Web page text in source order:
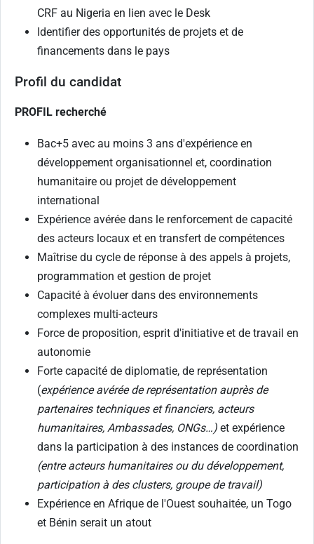
CRF au Nigeria en lien avec le Desk
Identifier des opportunités de projets et de
financements dans le pays
Profil du candidat
PROFIL recherché
Bac+5 avec au moins 3 ans d'expérience en
développement organisationnel et, coordination
humanitaire ou projet de développement
international
Expérience avérée dans le renforcement de capacité
des acteurs locaux et en transfert de compétences
Maîtrise du cycle de réponse à des appels à projets,
programmation et gestion de projet
Capacité à évoluer dans des environnements
complexes multi-acteurs
Force de proposition, esprit d'initiative et de travail en
autonomie
Forte capacité de diplomatie, de représentation
(expérience avérée de représentation auprès de
partenaires techniques et financiers, acteurs
humanitaires, Ambassades, ONGs…) et expérience
dans la participation à des instances de coordination
(entre acteurs humanitaires ou du développement,
participation à des clusters, groupe de travail)
Expérience en Afrique de l'Ouest souhaitée, un Togo
et Bénin serait un atout